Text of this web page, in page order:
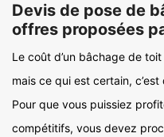
Devis de pose de
offres proposées
Le coût d’un bâchage de
mais ce qui est certain,
Pour que vous puissiez
compétitifs, vous devez